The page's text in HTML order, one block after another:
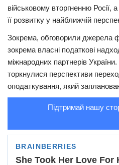
Курйози
Суспільство
Культура
Шоу-біз
#Війна
військовому вторгненню Росії,
її розвитку у найближчій
Зокрема, обговорили джерела
зокрема власні податкові
міжнародних партнерів
торкнулися перспективи
оподаткування, який
Підтримай нашу